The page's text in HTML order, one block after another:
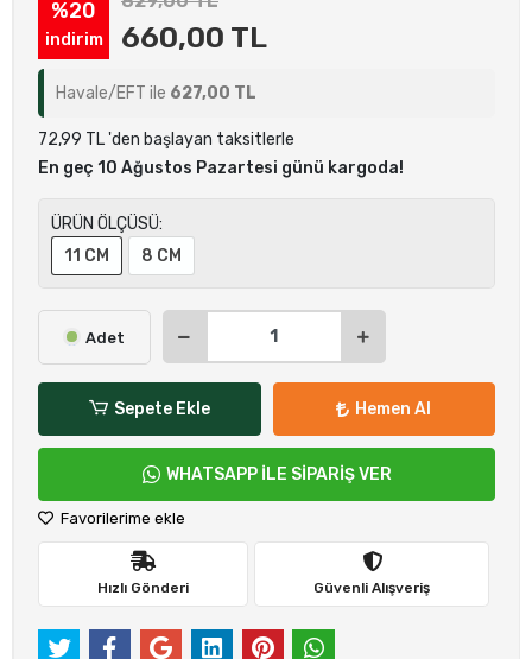
%20
indirim 660,00 TL
Havale/EFT ile 627,00 TL
72,99 TL 'den başlayan taksitlerle
En geç 10 Ağustos Pazartesi günü kargoda!
ÜRÜN ÖLÇÜSÜ:
11 CM
8 CM
Adet
Sepete Ekle Hemen Al
WHATSAPP İLE SİPARİŞ VER
Favorilerime ekle
Hızlı Gönderi Güvenli Alışveriş